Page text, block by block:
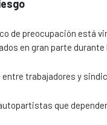
de preocupación está
en gran parte
trabajadores y
que